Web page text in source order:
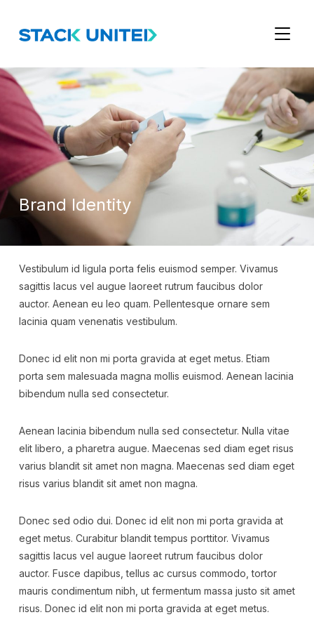
Brand Identity
Vestibulum id ligula porta felis euismod semper. Vivamus
sagittis lacus vel augue laoreet rutrum faucibus dolor
auctor. Aenean eu leo quam. Pellentesque ornare sem
lacinia quam venenatis vestibulum.
Donec id elit non mi porta gravida at eget metus. Etiam
porta sem malesuada magna mollis euismod. Aenean lacinia
bibendum nulla sed consectetur.
Aenean lacinia bibendum nulla sed consectetur. Nulla vitae
elit libero, a pharetra augue. Maecenas sed diam eget risus
varius blandit sit amet non magna. Maecenas sed diam eget
risus varius blandit sit amet non magna.
Donec sed odio dui. Donec id elit non mi porta gravida at
eget metus. Curabitur blandit tempus porttitor. Vivamus
sagittis lacus vel augue laoreet rutrum faucibus dolor
auctor. Fusce dapibus, tellus ac cursus commodo, tortor
mauris condimentum nibh, ut fermentum massa justo sit amet
risus. Donec id elit non mi porta gravida at eget metus.